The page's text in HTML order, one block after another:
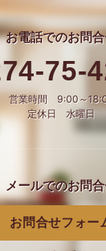
お電話でのお問
75-
営業時間 9:00～
定休日 水曜日
メールでのお問
お問合せフォー